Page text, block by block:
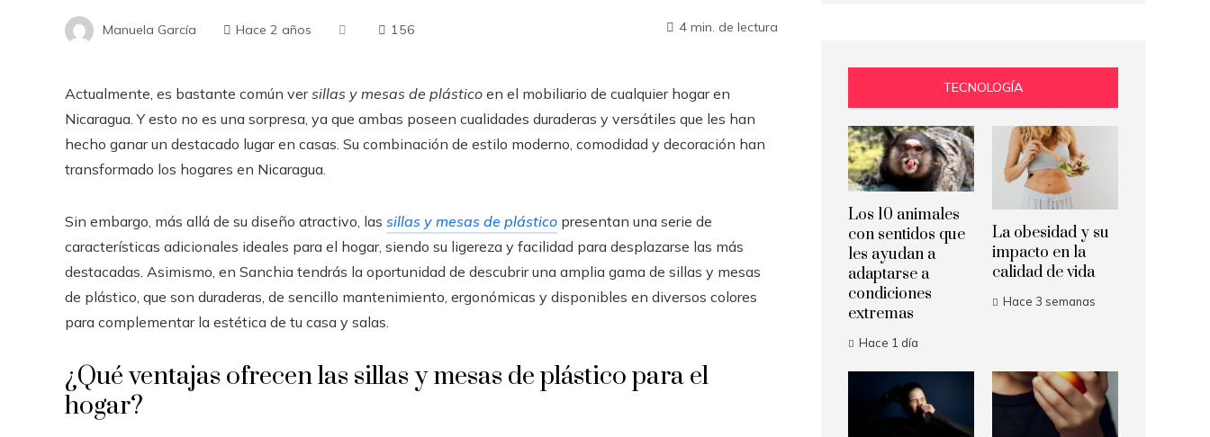
Manuela García Hace 2 años 156 4 min. de lectura
Actualmente, es bastante común versillas y mesas de plástico en el mobiliario de cualquier hogar en
Nicaragua. Y esto no es una sorpresa, ya que ambas poseen cualidades duraderas y versátiles que les han
hecho ganar un destacado lugar en casas. Su combinación de estilo moderno, comodidad y decoración han
transformado los hogares en Nicaragua.
Sin embargo, más allá de su diseño atractivo, las sillas y mesas de plástico presentan una serie de
características adicionales ideales para el hogar, siendo su ligereza y facilidad para desplazarse las más
destacadas. Asimismo, en Sanchia tendrás la oportunidad de descubrir una amplia gama de sillas y mesas
de plástico, que son duraderas, de sencillo mantenimiento, ergonómicas y disponibles en diversos colores
para complementar la estética de tu casa y salas.
¿Qué ventajas ofrecen las sillas y mesas de plástico para el
hogar?
TECNOLOGÍA
Los 10 animales
con sentidos que
les ayudan a
adaptarse a
condiciones
extremas
Hace 1 día
La obesidad y su
impacto en la
calidad de vida
Hace 3 semanas